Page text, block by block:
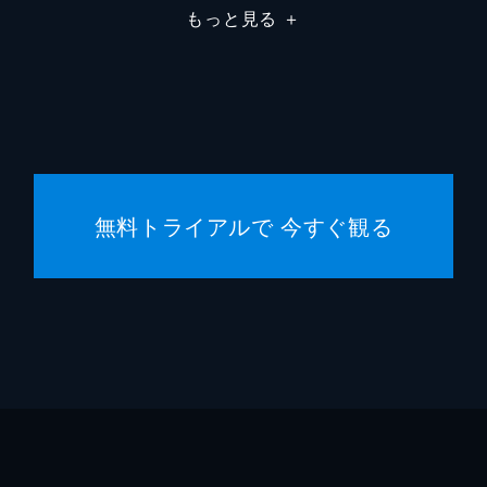
もっと見る ＋
無料トライアルで 今すぐ観る